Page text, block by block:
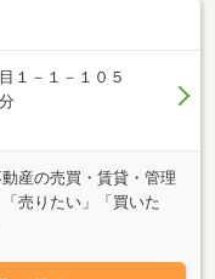
１－１－１０５
産の売買・賃貸・管理
売りたい」「買いた
る質問は何でも気軽に
宝塚市の不動産、西宮